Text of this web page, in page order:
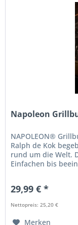
Napoleon
NAPOLEON®
Ralph de Kok
rund um die Welt.
Einfachen bis
29,99 € *
Nettopreis: 25,20 €
Merken